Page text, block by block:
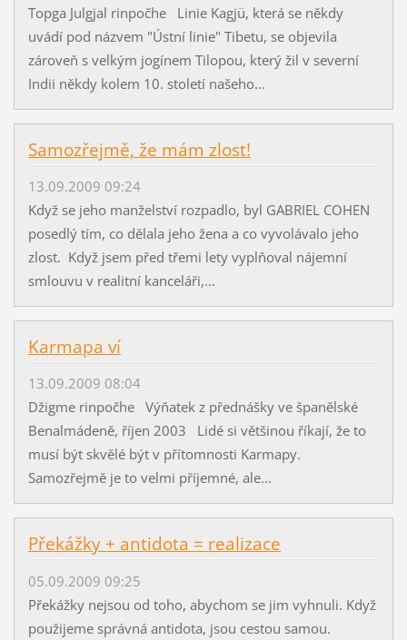
Topga Julgjal rinpočhe Linie Kagjü, která se někdy
uvádí pod názvem "Ústní linie" Tibetu, se objevila
zároveň s velkým jogínem Tilopou, který žil v severní
Indii někdy kolem 10. století našeho...
Samozřejmě, že mám zlost!
13.09.2009 09:24
Když se jeho manželství rozpadlo, byl GABRIEL COHEN
posedlý tím, co dělala jeho žena a co vyvolávalo jeho
zlost. Když jsem před třemi lety vyplňoval nájemní
smlouvu v realitní kanceláři,...
Karmapa ví
13.09.2009 08:04
Džigme rinpočhe Výňatek z přednášky ve španělské
Benalmádeně, říjen 2003 Lidé si většinou říkají, že to
musí být skvělé být v přítomnosti Karmapy.
Samozřejmě je to velmi příjemné, ale...
Překážky + antidota = realizace
05.09.2009 09:25
Překážky nejsou od toho, abychom se jim vyhnuli. Když
použijeme správná antidota, jsou cestou samou.